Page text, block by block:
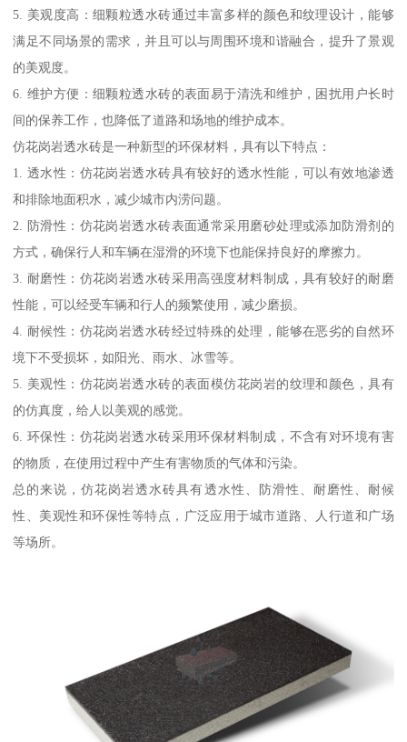
5. 美观度高：细颗粒透水砖通过丰富多样的颜色和纹理设计，能够
满足不同场景的需求，并且可以与周围环境和谐融合，提升了景观
的美观度。
6. 维护方便：细颗粒透水砖的表面易于清洗和维护，困扰用户长时
间的保养工作，也降低了道路和场地的维护成本。
仿花岗岩透水砖是一种新型的环保材料，具有以下特点：
1. 透水性：仿花岗岩透水砖具有较好的透水性能，可以有效地渗透
和排除地面积水，减少城市内涝问题。
2. 防滑性：仿花岗岩透水砖表面通常采用磨砂处理或添加防滑剂的
方式，确保行人和车辆在湿滑的环境下也能保持良好的摩擦力。
3. 耐磨性：仿花岗岩透水砖采用高强度材料制成，具有较好的耐磨
性能，可以经受车辆和行人的频繁使用，减少磨损。
4. 耐候性：仿花岗岩透水砖经过特殊的处理，能够在恶劣的自然环
境下不受损坏，如阳光、雨水、冰雪等。
5. 美观性：仿花岗岩透水砖的表面模仿花岗岩的纹理和颜色，具有
的仿真度，给人以美观的感觉。
6. 环保性：仿花岗岩透水砖采用环保材料制成，不含有对环境有害
的物质，在使用过程中产生有害物质的气体和污染。
总的来说，仿花岗岩透水砖具有透水性、防滑性、耐磨性、耐候
性、美观性和环保性等特点，广泛应用于城市道路、人行道和广场
等场所。